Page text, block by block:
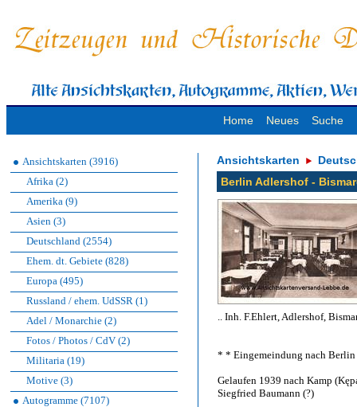
Home Neues Suche
Ansichtskarten (3916)
Afrika (2)
Amerika (9)
Asien (3)
Deutschland (2554)
Ehem. dt. Gebiete (828)
Europa (495)
Russland / ehem. UdSSR (1)
Adel / Monarchie (2)
Fotos / Photos / CdV (2)
Militaria (19)
Motive (3)
Autogramme (7107)
Ansichtskarten
Berlin Adlershof -
.. Inh. F.Ehlert, Adlershof,
* * Eingemeindung nach
Gelaufen 1939 nach Kamp
Siegfried Baumann (?)